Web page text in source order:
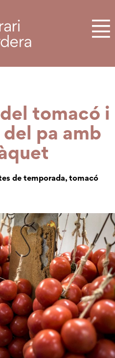
tomacó i
pa amb
de temporada, tomacó